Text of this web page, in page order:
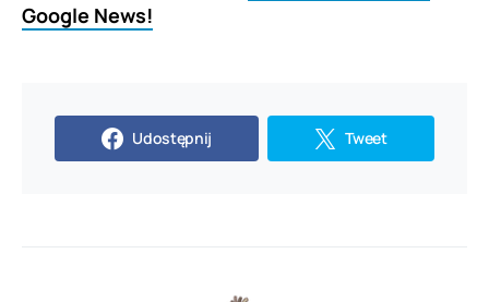
Google News!
Udostępnij Tweet